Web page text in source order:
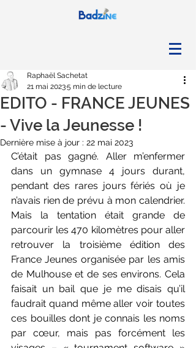
EDITO - FRANCE JEUNES
- Vive la Jeunesse !
Raphaël Sachetat
21 mai 20235 min de lecture
Dernière mise à jour : 22 mai 2023
C’était pas gagné. Aller m’enfermer
dans un gymnase 4 jours durant,
pendant des rares jours fériés où je
n’avais rien de prévu à mon calendrier.
Mais la tentation était grande de
parcourir les 470 kilomètres pour aller
retrouver la troisième édition des
France Jeunes organisée par les amis
de Mulhouse et de ses environs. Cela
faisait un bail que je me disais qu’il
faudrait quand même aller voir toutes
ces bouilles dont je connais les noms
par cœur, mais pas forcément les